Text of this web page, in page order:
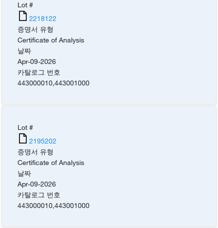
Lot #
2218122
증명서 유형
Certificate of Analysis
날짜
Apr-09-2026
카탈로그 번호
443000010,443001000
Lot #
2195202
증명서 유형
Certificate of Analysis
날짜
Apr-09-2026
카탈로그 번호
443000010,443001000